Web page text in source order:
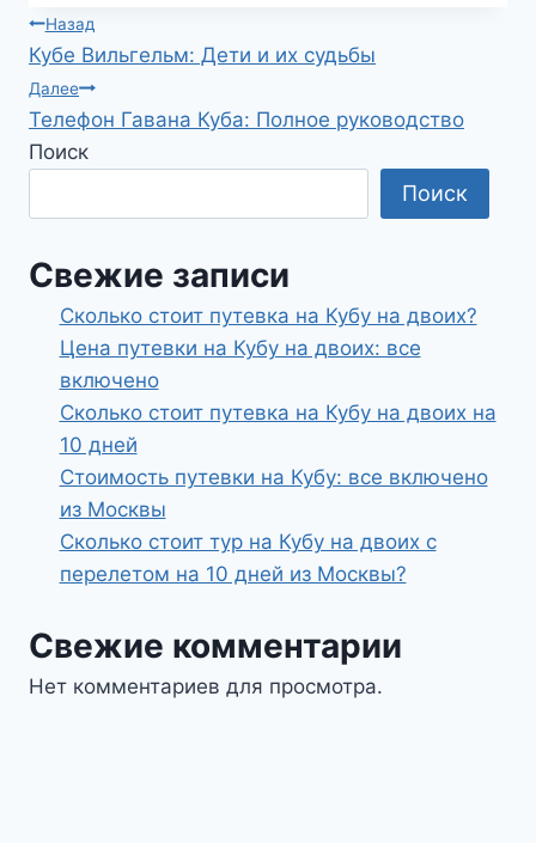
Навигация
по
записям
Назад
Кубе Вильгельм: Дети и их судьбы
Далее
Телефон Гавана Куба: Полное руководство
Поиск
Поиск
Свежие записи
Сколько стоит путевка на Кубу на двоих?
Цена путевки на Кубу на двоих: все
включено
Сколько стоит путевка на Кубу на двоих на
10 дней
Стоимость путевки на Кубу: все включено
из Москвы
Сколько стоит тур на Кубу на двоих с
перелетом на 10 дней из Москвы?
Свежие комментарии
Нет комментариев для просмотра.